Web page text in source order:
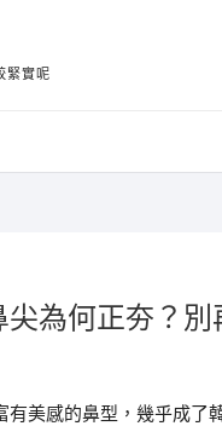
緊實呢
為何正夯？
美感的鼻型，幾乎成了